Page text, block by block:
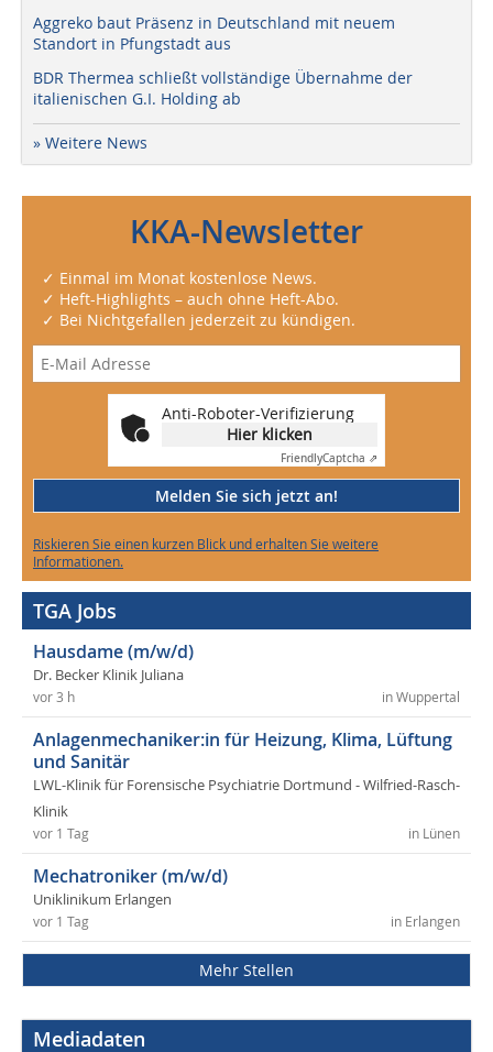
Aggreko baut Präsenz in Deutschland mit neuem
Standort in Pfungstadt aus
BDR Thermea schließt vollständige Übernahme der
italienischen G.I. Holding ab
» Weitere News
KKA-Newsletter
✓ Einmal im Monat kostenlose News.
✓ Heft-Highlights – auch ohne Heft-Abo.
✓ Bei Nichtgefallen jederzeit zu kündigen.
Anti-Roboter-Verifizierung
Hier klicken
FriendlyCaptcha ⇗
Melden Sie sich jetzt an!
Riskieren Sie einen kurzen Blick und erhalten Sie weitere
Informationen.
TGA Jobs
Hausdame (m/w/d)
Dr. Becker Klinik Juliana
in Wuppertal
vor 3 h
Anlagenmechaniker:in für Heizung, Klima, Lüftung
und Sanitär
LWL-Klinik für Forensische Psychiatrie Dortmund - Wilfried-Rasch-
Klinik
in Lünen
vor 1 Tag
Mechatroniker (m/w/d)
Uniklinikum Erlangen
in Erlangen
vor 1 Tag
Mehr Stellen
Mediadaten